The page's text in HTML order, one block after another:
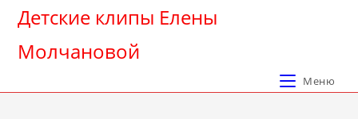
Перейти
содержимому
Детские клипы Елены
Молчановой
Меню